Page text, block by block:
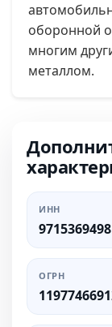
оборонной
многим
металлом.
ИНН
9715369498
ОГРН